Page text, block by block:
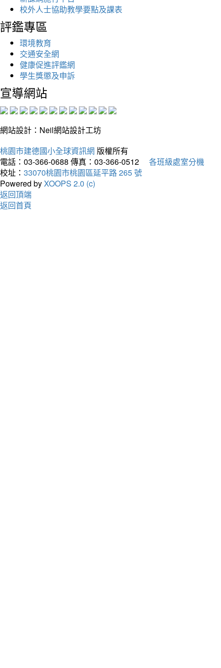
校外人士協助教學要點及課表
評鑑專區
環境教育
交通安全網
健康促進評鑑網
學生獎懲及申訴
宣導網站
網站設計：Neil網站設計工坊
桃園市建德國小全球資訊網 版權所有
電話：03-366-0688 傳真：03-366-0512
各班級處室分機
校址： 33070桃園市桃園區延平路 265 號
Powered byXOOPS 2.0 (c)
返回頂端
返回首頁